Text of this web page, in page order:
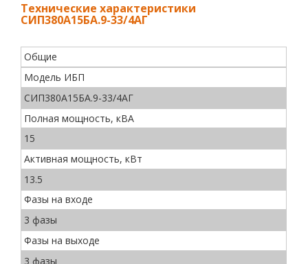
Технические характеристики
СИП380А15БА.9-33/4АГ
Общие
Модель ИБП
СИП380А15БА.9-33/4АГ
Полная мощность, кВА
15
Активная мощность, кВт
13.5
Фазы на входе
3 фазы
Фазы на выходе
3 фазы